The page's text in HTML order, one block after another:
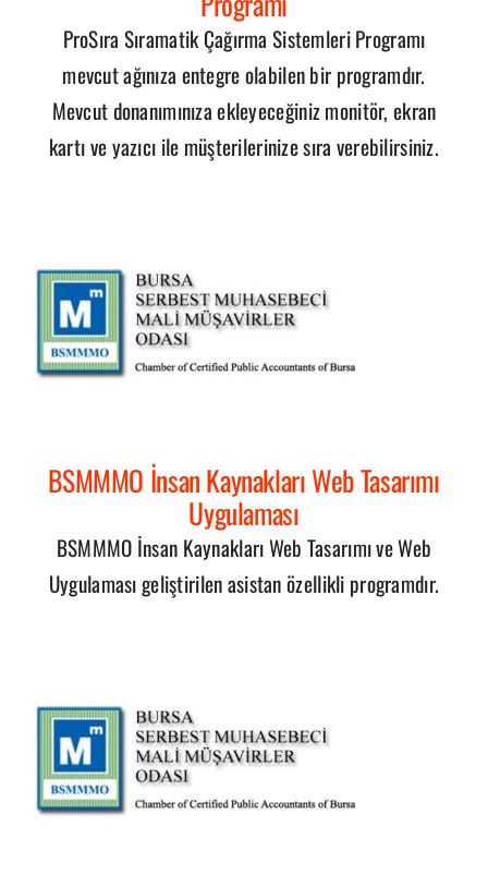
ProSıra Sıramatik Çağırma Sistemleri Programı
mevcut ağınıza entegre olabilen bir programdır.
Mevcut donanımınıza ekleyeceğiniz monitör, ekran
kartı ve yazıcı ile müşterilerinize sıra verebilirsiniz.
BSMMMO İnsan Kaynakları Web Tasarımı
Uygulaması
BSMMMO İnsan Kaynakları Web Tasarımı ve Web
Uygulaması geliştirilen asistan özellikli programdır.